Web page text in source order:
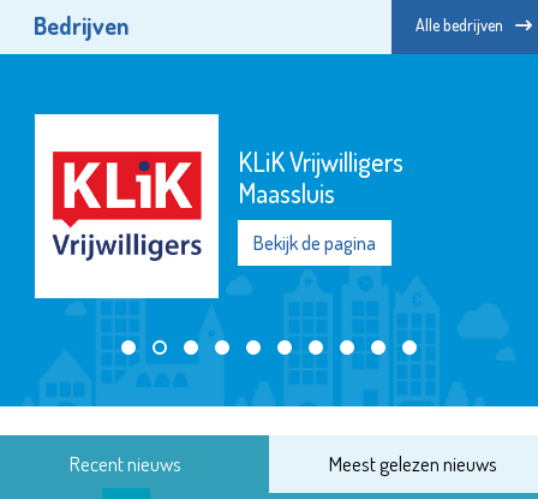
Bedrijven Alle bedrijven
KLiK Vrijwilligers
Maassluis
Bekijk de pagina
Recent nieuws Meest gelezen nieuws